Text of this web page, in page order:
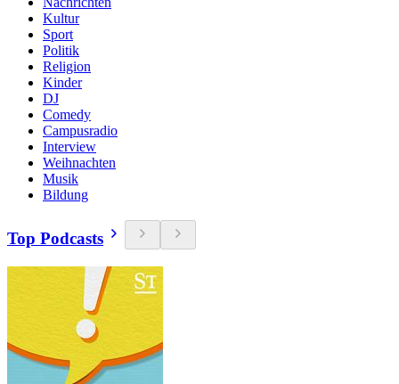
Kultur
Sport
Politik
Religion
Kinder
DJ
Comedy
Campusradio
Interview
Weihnachten
Musik
Bildung
Top Podcasts